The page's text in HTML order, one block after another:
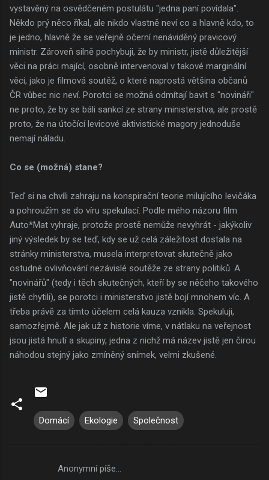
vystavěný na osvědčeném postulátu "jedna paní povídala".
Někdo prý něco říkal, ale nikdo vlastně neví co a hlavně kdo, to
je jedno, hlavně že se veřejně očerní nenáviděný pravicový
ministr. Zároveň silně pochybuji, že by ministr, jistě důležitější
věci na práci mající, osobně intervenoval v takové marginální
věci, jako je filmová soutěž, o které naprostá většina občanů
ČR vůbec nic neví. Porotci se možná odmítají bavit s "novináři"
ne proto, že by se báli sankcí ze strany ministerstva, ale prostě
proto, že na útočící levicové aktivistické magory jednoduše
nemají náladu.
Co se (možná) stane?
Teď si na chvíli zahraju na konspirační teorie milujícího levičáka
a pohroužím se do víru spekulací. Podle mého názoru film
Auto*Mat vyhraje, protože prostě nemůže nevyhrát - jakýkoliv
jiný výsledek by se teď, kdy se už celá záležitost dostala na
stránky ministerstva, musela interpretovat skutečně jako
ostudné ovlivňování nezávislé soutěže ze strany politiků. A
"novinářů" (tedy i těch skutečných, kteří by se něčeho takového
jistě chytili), se porotci i ministerstvo jistě bojí mnohem víc. A
třeba právě za tímto účelem celá kauza vznikla. Spekuluji,
samozřejmě. Ale jak už z historie víme, v nátlaku na veřejnost
jsou jistá hnutí a skupiny, jedna z nichž má název jistě jen čirou
náhodou stejný jako zmíněný snímek, velmi zkušené.
Domácí Ekologie Společnost
Anonymní píše…